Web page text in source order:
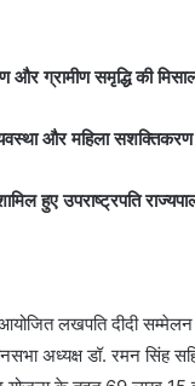
और ग्रामीण समृद्धि की
और महिला
हुए उपराष्ट्रपति
लखपति दीदी सम्मेलन
अध्यक्ष डॉ. रमन